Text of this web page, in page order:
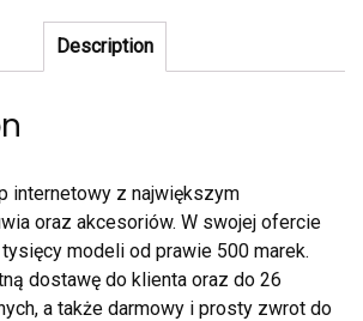
Description
internetowy z największym
oraz akcesoriów. W swojej ofercie
modeli od prawie 500 marek.
dostawę do klienta oraz do 26
a także darmowy i prosty zwrot do